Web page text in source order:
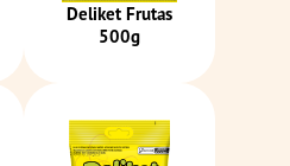
Deliket Frutas
500g